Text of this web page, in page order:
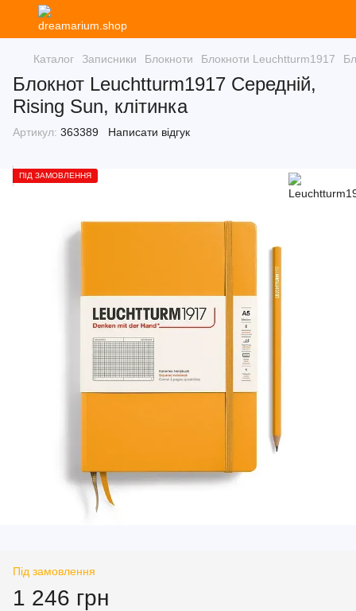
Каталог Записники Блокноти Блокноти Leuchtturm1917
Блокнот Leuchtturm1917 Середній,
Rising Sun, клітинка
Артикул: 363389 Написати відгук
ПІД ЗАМОВЛЕННЯ
Під замовлення
1 246 грн